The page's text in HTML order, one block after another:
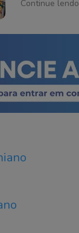
Continue lendo